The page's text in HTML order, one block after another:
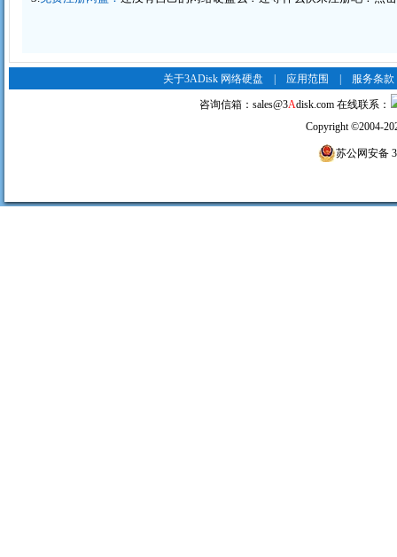
关于3ADisk 网络硬盘 |应用范围 服务条款
咨询信箱：sales@3Adisk.com 在线联系：
Copyright©2004-
苏公网安备